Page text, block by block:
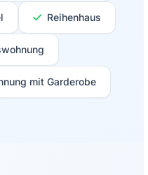
Reihenhaus
mit Garderobe